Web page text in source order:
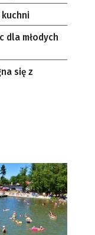
dla młodych
się z